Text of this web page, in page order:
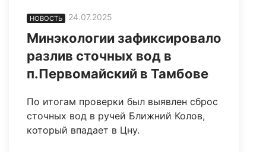
НОВОСТЬ 24.07.2025
Минэкологии зафиксировало
разлив сточных вод в
п.Первомайский в Тамбове
По итогам проверки был выявлен сброс
сточных вод в ручей Ближний Колов,
который впадает в Цну.